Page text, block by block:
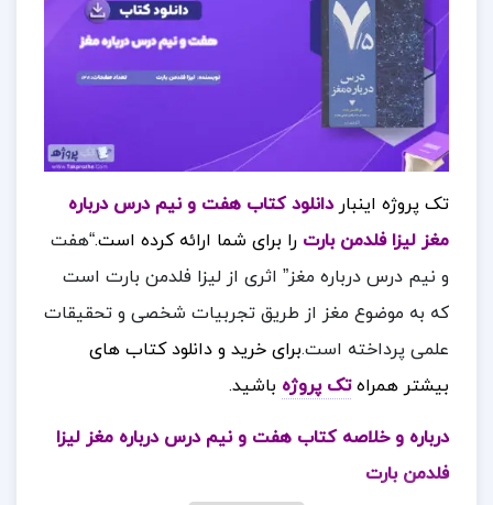
تک پروژه اینبار دانلود کتاب هفت و نیم درس درباره
مغز لیزا فلدمن بارت را برای شما ارائه کرده است.“هفت
و نیم درس درباره مغز” اثری از لیزا فلدمن بارت است
که به موضوع مغز از طریق تجربیات شخصی و تحقیقات
علمی پرداخته است.برای خرید و دانلود کتاب های
بیشتر همراهتک پروژه باشید.
درباره و خلاصه کتاب هفت و نیم درس درباره مغز لیزا
فلدمن بارت